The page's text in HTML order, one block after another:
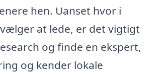
hen. Uanset hvor i
at lede, er det vigtigt
og finde en ekspert,
og kender lokale